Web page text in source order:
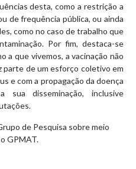
desta, como a restrição a
de frequência pública, ou ainda
como no caso de trabalho que
Por fim, destaca-se
a que vivemos, a vacinação não
parte de um esforço coletivo em
e com a propagação da doença
sua disseminação, inclusive
de Pesquisa sobre meio
GPMAT.